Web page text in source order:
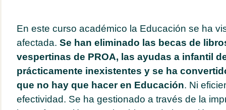
En este curso académico la Educación se ha
afectada. Se han eliminado las becas de
vespertinas de PROA, las ayudas a infantil
prácticamente inexistentes y se ha
que no hay que hacer en Educación. Ni
efectividad. Se ha gestionado a través de la